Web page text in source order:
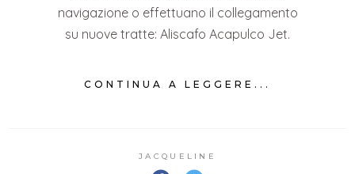
navigazione o effettuano il collegamento
su nuove tratte: Aliscafo Acapulco Jet.
CONTINUA A LEGGERE...
JACQUELINE